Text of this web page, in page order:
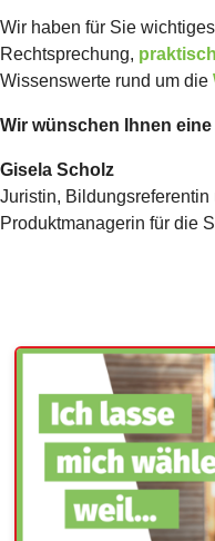
Wir haben für Sie
Rechtsprechung,
Wissenswerte rund um die
Wir wünschen Ihnen
Gisela Scholz
Juristin, Bildungsreferentin
Produktmanagerin für die